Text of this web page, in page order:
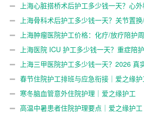
之缘护工上海心脏搭桥术后护工多少钱一天？心
工
上海骨科术后护工多少钱一天？关节置
护工上海肿瘤医院护工价格：化疗/放疗陪护
工
上海医院 ICU 护工多少钱一天？重症陪
工
上海三甲医院护工多少钱一天？2026 真
护工春节住院护工排班与应急衔接｜爱之缘护
寒冬脑血管意外住院护理｜爱之缘护工
高温中暑患者住院护理要点｜爱之缘护工